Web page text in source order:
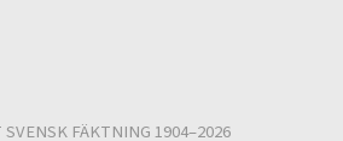
SVENSK FÄKTNING 1904–2026